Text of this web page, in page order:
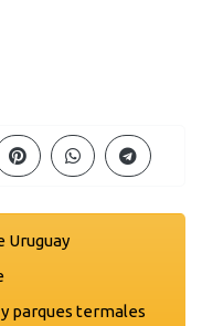
Uruguay
parques termales